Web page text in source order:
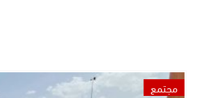
مجتمع